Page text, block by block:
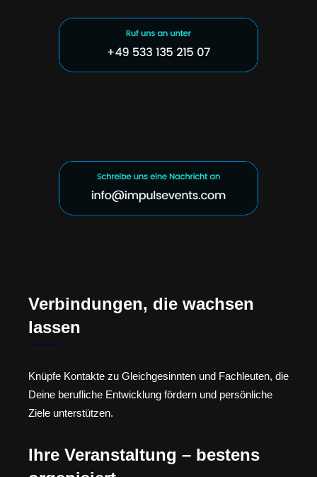
Verbindungen, die wachsen
lassen
Knüpfe Kontakte zu Gleichgesinnten und Fachleuten, die
Deine berufliche Entwicklung fördern und persönliche
Ziele unterstützen.
Ihre Veranstaltung – bestens